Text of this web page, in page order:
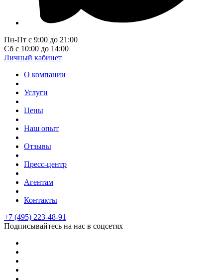
Пн-Пт с 9:00 до 21:00
Сб с 10:00 до 14:00
Личный кабинет
О компании
Услуги
Цены
Наш опыт
Отзывы
Пресс-центр
Агентам
Контакты
+7 (495) 223-48-91
Подписывайтесь на нас в соцсетях